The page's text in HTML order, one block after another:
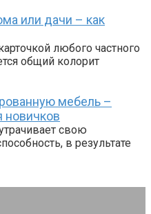
или дачи – как
любого частного
общий колорит
мебель –
новичков
свою
в результате